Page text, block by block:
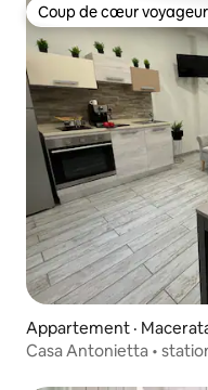
Coup de cœur
Coup de cœur
Appartement ·
Casa Antonietta •